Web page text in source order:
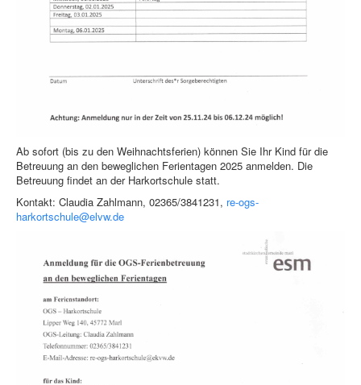
Ab sofort (bis zu den Weihnachtsferien) können Sie Ihr Kind für die
Betreuung an den beweglichen Ferientagen 2025 anmelden. Die
Betreuung findet an der Harkortschule statt.
Kontakt: Claudia Zahlmann, 02365/3841231, re-ogs-
harkortschule@elvw.de